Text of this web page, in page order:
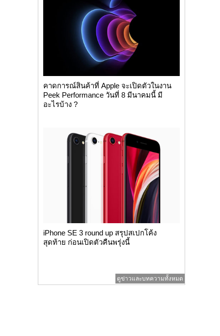
คาดการณ์สินค้าที่ Apple จะเปิดตัวในงาน
Peek Performance วันที่ 8 มีนาคมนี้ มี
อะไรบ้าง ?
iPhone SE 3 round up สรุปสเปกโค้ง
สุดท้าย ก่อนเปิดตัวคืนพรุ่งนี้
ดูข่าวและบทความทั้งหมด